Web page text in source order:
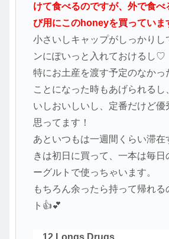
けて食べるのですが、外で食べ
び用にこのhoneyを買っていま
小さいしキャップがしっかりし
ンにぽいっと入れておけるし♡
特にお土産を渡す予定のなかっ
ことになった時もあげられるし
いしおいしいし、定番だけど優
思ってます！
あといつもは一週間くらい滞在
きは初日に買って、一本は毎日
ーグルトで使っちゃいます。
もちろん余ったら持って帰れる
ト👍💕
12.Longs Drugs